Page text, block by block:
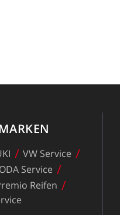
VW Service
Service
Reifen